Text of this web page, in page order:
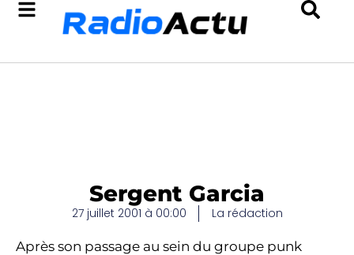
Sergent Garcia
27 juillet 2001 à 00:00 La rédaction
Après son passage au sein du groupe punk